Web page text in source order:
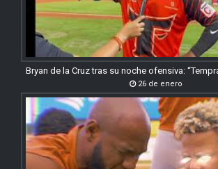
Bryan de la Cruz tras su noche ofensiva:
26 de enero